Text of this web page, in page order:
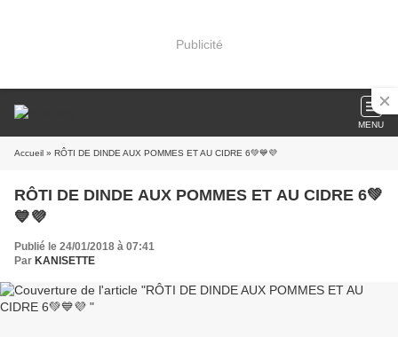
Publicité
MENU
Accueil » RÔTI DE DINDE AUX POMMES ET AU CIDRE 6💚💙💜
RÔTI DE DINDE AUX POMMES ET AU CIDRE 6💚
💙💜
Publié le 24/01/2018 à 07:41
Par KANISETTE